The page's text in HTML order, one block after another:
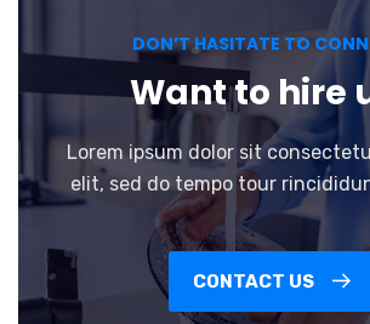
DON’T HASITATE TO
Want to hire
Lorem ipsum dolor sit
elit, sed do tempo tour
CONTACT US